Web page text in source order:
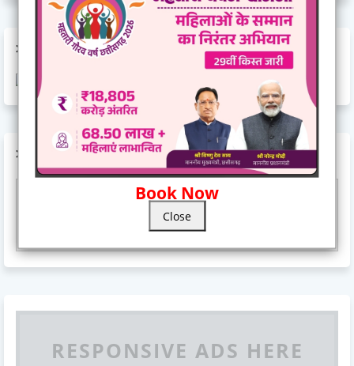
Book Now
Close
AD CODE
AD CODE
Responsive Advertisement
RESPONSIVE ADS HERE